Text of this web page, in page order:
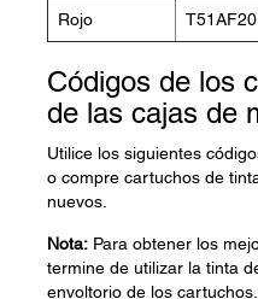
Rojo T51AF20
Códigos de los
de las cajas de
Utilice los siguientes
o compre cartuchos de
nuevos.
Nota: Para obtener los
termine de utilizar la tinta
envoltorio de los cartuchos.